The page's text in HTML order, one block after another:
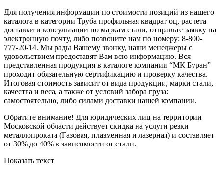
Для получения информации по стоимости позиций из нашего
каталога в категории Труба профильная квадрат оц, расчета
доставки и консультации по маркам стали, отправьте заявку на
электронную почту, либо позвоните нам по номеру: 8-800-
777-20-14. Мы рады Вашему звонку, наши менеджеры с
удовольствием предоставят Вам всю информацию. Вся
представленная продукция в каталоге компании “МК Буран”
проходит обязательную сертификацию и проверку качества.
Итоговая стоимость зависит от вида продукции, марки стали,
качества и веса, а также от условий забора груза:
самостоятельно, либо силами доставки нашей компании.
Обратите внимание! Для юридических лиц на территории
Московской области действует скидка на услуги резки
металлопроката (Газовая, плазменная и лазерная) и составляет
от 30% до 40% в зависимости от стали.
Показать текст